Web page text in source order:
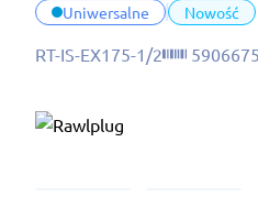
Uniwersalne Nowość
RT-IS-EX175-1/2